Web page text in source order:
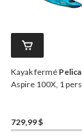
Kayak fermé
Aspire 100X, 1
729,99 $